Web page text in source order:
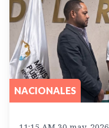
NACIONALES